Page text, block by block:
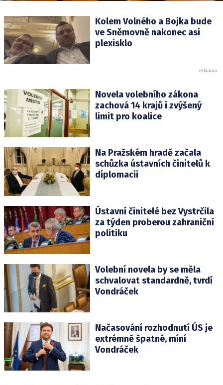
Kolem Volného a Bojka bude
ve Sněmovně nakonec asi
plexisklo
Novela volebního zákona
zachová 14 krajů i zvýšený
limit pro koalice
Na Pražském hradě začala
schůzka ústavních činitelů k
diplomacii
Ústavní činitelé bez Vystrčila
za týden proberou zahraniční
politiku
Volební novela by se měla
schvalovat standardně, tvrdí
Vondráček
Načasování rozhodnutí ÚS je
extrémně špatné, míní
Vondráček